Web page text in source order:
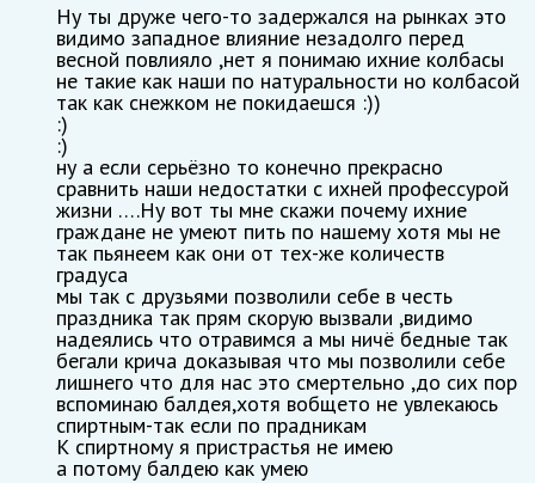
Ну ты друже чего-то задержался на рынках это
видимо западное влияние незадолго перед
весной повлияло ,нет я понимаю ихние колбасы
не такие как наши по натуральности но колбасой
так как снежком не покидаешся :))
:)
:)
ну а если серьёзно то конечно прекрасно
сравнить наши недостатки с ихней профессурой
жизни ….Ну вот ты мне скажи почему ихние
граждане не умеют пить по нашему хотя мы не
так пьянеем как они от тех-же количеств
градуса
мы так с друзьями позволили себе в честь
праздника так прям скорую вызвали ,видимо
надеялись что отравимся а мы ничё бедные так
бегали крича доказывая что мы позволили себе
лишнего что для нас это смертельно ,до сих пор
вспоминаю балдея,хотя вобщето не увлекаюсь
спиртным-так если по прадникам
К спиртному я пристрастья не имею
а потому балдею как умею